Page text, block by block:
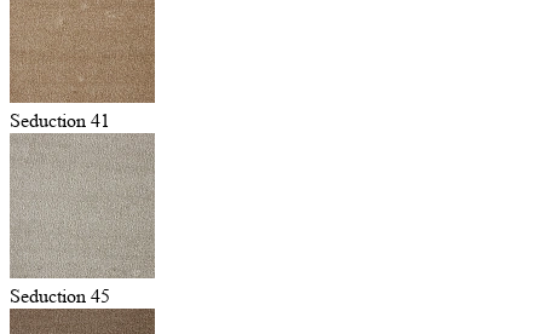
Seduction 41
Seduction 45